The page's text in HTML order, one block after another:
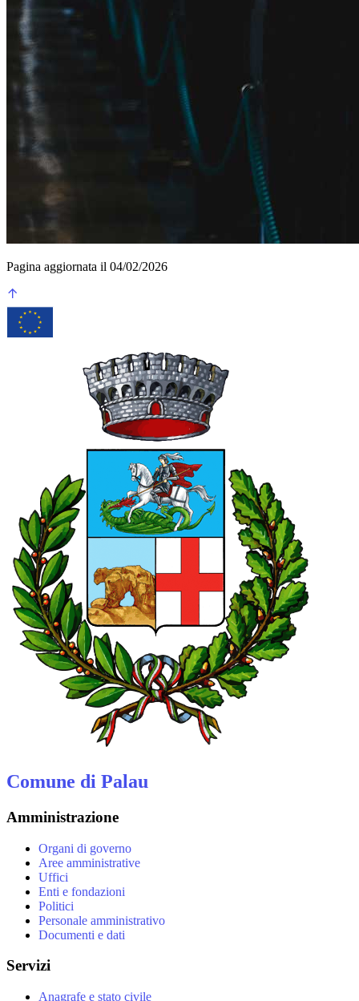
Pagina aggiornata il 04/02/2026
Comune di Palau
Amministrazione
Organi di governo
Aree amministrative
Uffici
Enti e fondazioni
Politici
Personale amministrativo
Documenti e dati
Servizi
Anagrafe e stato civile